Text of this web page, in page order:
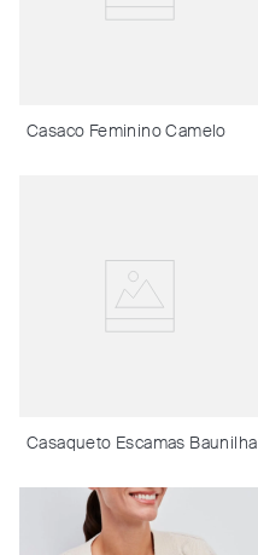
Casaco Feminino Camelo
Casaqueto Escamas Baunilha